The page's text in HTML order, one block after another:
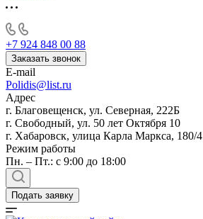
+7 924 848 00 88
Заказать звонок
E-mail
Polidis@list.ru
Адрес
г. Благовещенск, ул. Северная, 222Б
г. Свободный, ул. 50 лет Октября 10
г. Хабаровск, улица Карла Маркса, 180/4
Режим работы
Пн. – Пт.: с 9:00 до 18:00
Подать заявку